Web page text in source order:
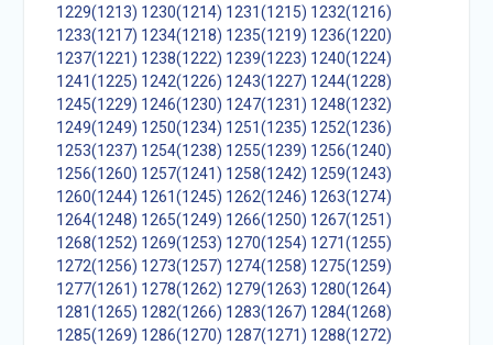
1229(1213) 1230(1214) 1231(1215) 1232(1216)
1233(1217) 1234(1218) 1235(1219) 1236(1220)
1237(1221) 1238(1222) 1239(1223) 1240(1224)
1241(1225) 1242(1226) 1243(1227) 1244(1228)
1245(1229) 1246(1230) 1247(1231) 1248(1232)
1249(1249) 1250(1234) 1251(1235) 1252(1236)
1253(1237) 1254(1238) 1255(1239) 1256(1240)
1256(1260) 1257(1241) 1258(1242) 1259(1243)
1260(1244) 1261(1245) 1262(1246) 1263(1274)
1264(1248) 1265(1249) 1266(1250) 1267(1251)
1268(1252) 1269(1253) 1270(1254) 1271(1255)
1272(1256) 1273(1257) 1274(1258) 1275(1259)
1277(1261) 1278(1262) 1279(1263) 1280(1264)
1281(1265) 1282(1266) 1283(1267) 1284(1268)
1285(1269) 1286(1270) 1287(1271) 1288(1272)